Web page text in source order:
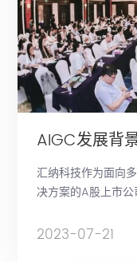
AIGC发展背
汇纳科技作为面向
决方案的A股上市
业普遍关注的合规
2023-07-21